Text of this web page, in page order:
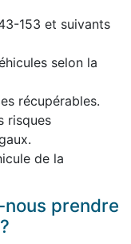
153 et suivants
selon la
récupérables.
risques
de la
prendre